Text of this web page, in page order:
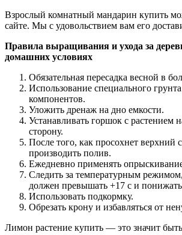
Взрослый комнатный мандарин купить
сайте. Мы с удовольствием вам его
Правила выращивания и ухода за
домашних условиях
Обязательная пересадка весной в
Использование специального
компонентов.
Уложить дренаж на дно емкости.
Устанавливать горшок с растением
сторону.
После того, как просохнет верхний
производить полив.
Ежедневно применять
Следить за температурным
должен превышать +17 с и
Использовать подкормку.
Обрезать крону и избавляться от
Лимон растение купить — это значит